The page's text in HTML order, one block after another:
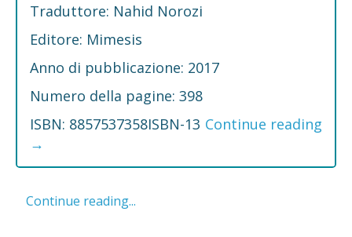
Traduttore: Nahid Norozi
Editore: Mimesis
Anno di pubblicazione: 2017
Numero della pagine: 398
ISBN: 8857537358ISBN-13 Continue reading
→
Continue reading...